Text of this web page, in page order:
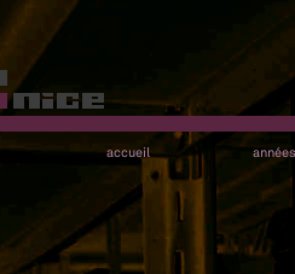
accueil années